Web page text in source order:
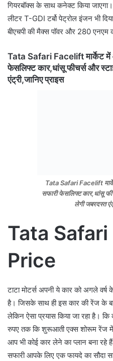
गियरबॉक्स के साथ कनेक्ट किया
लीटर T-GDI टर्बो पेट्रोल इंजन भी
बीएचपी की मैक्स पॉवर और 280 एनएम
Tata Safari Facelift मार्केट में
फेसलिफ्ट कार,धांसू फीचर्स और
एंट्री,जानिए प्राइस
Tata Safari Facelift
सफारी फेसलिफ्ट कार,धांसू
लेगी जबरदस्त
Tata
Price
टाटा मोटर्स अपनी ये कार को अगले
है। जिसके साथ ही इस कार की रेंज के
लेकिन ऐसा प्रयास किया जा रहा है।
रुपए तक कि शुरूआती एक्स शोरूम रेंज
आप भी कोई कार लेने का प्लान बना रहे
सफारी आपके लिए एक फायदे का सौदा